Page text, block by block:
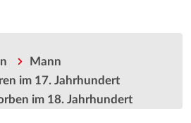
Mann
im 17. Jahrhundert
im 18. Jahrhundert